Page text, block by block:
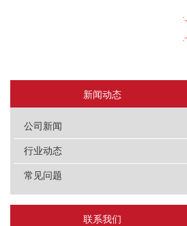
新闻动态
公司新闻
行业动态
常见问题
联系我们